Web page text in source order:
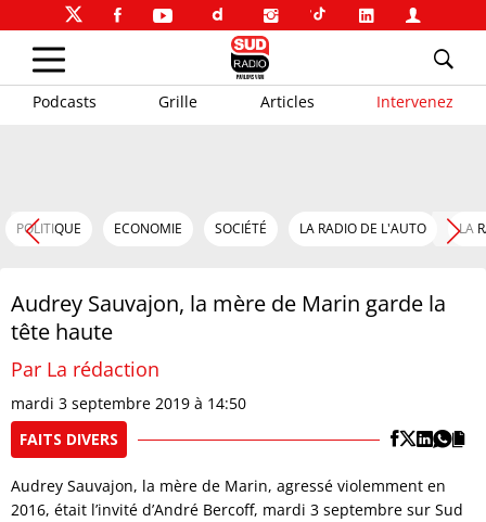
Podcasts Grille Articles Intervenez
POLITIQUE ECONOMIE SOCIÉTÉ LA RADIO DE L'AUTO LA
Audrey Sauvajon, la mère de Marin garde la
tête haute
Par La rédaction
mardi 3 septembre 2019 à 14:50
FAITS DIVERS
Audrey Sauvajon, la mère de Marin, agressé violemment en
2016, était l’invité d’André Bercoff, mardi 3 septembre sur Sud